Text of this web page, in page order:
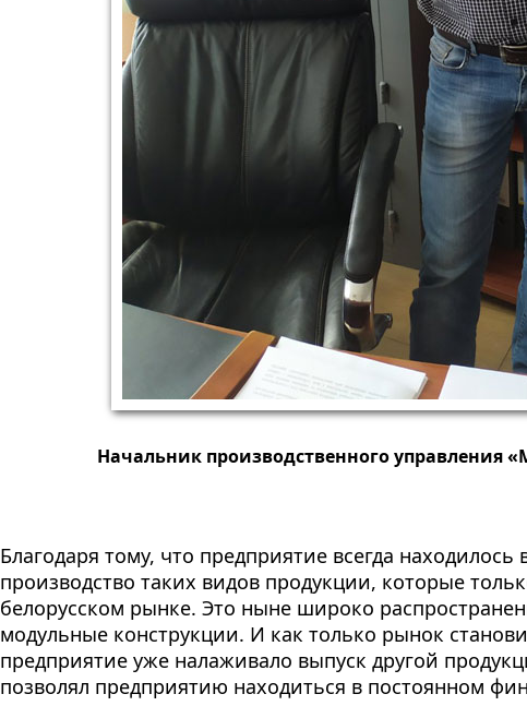
Начальник производственного управления
Благодаря тому, что предприятие всегда
производство таких видов продукции, которые
белорусском рынке. Это ныне широко
модульные конструкции. И как только рынок
предприятие уже налаживало выпуск другой
позволял предприятию находиться в постоянном